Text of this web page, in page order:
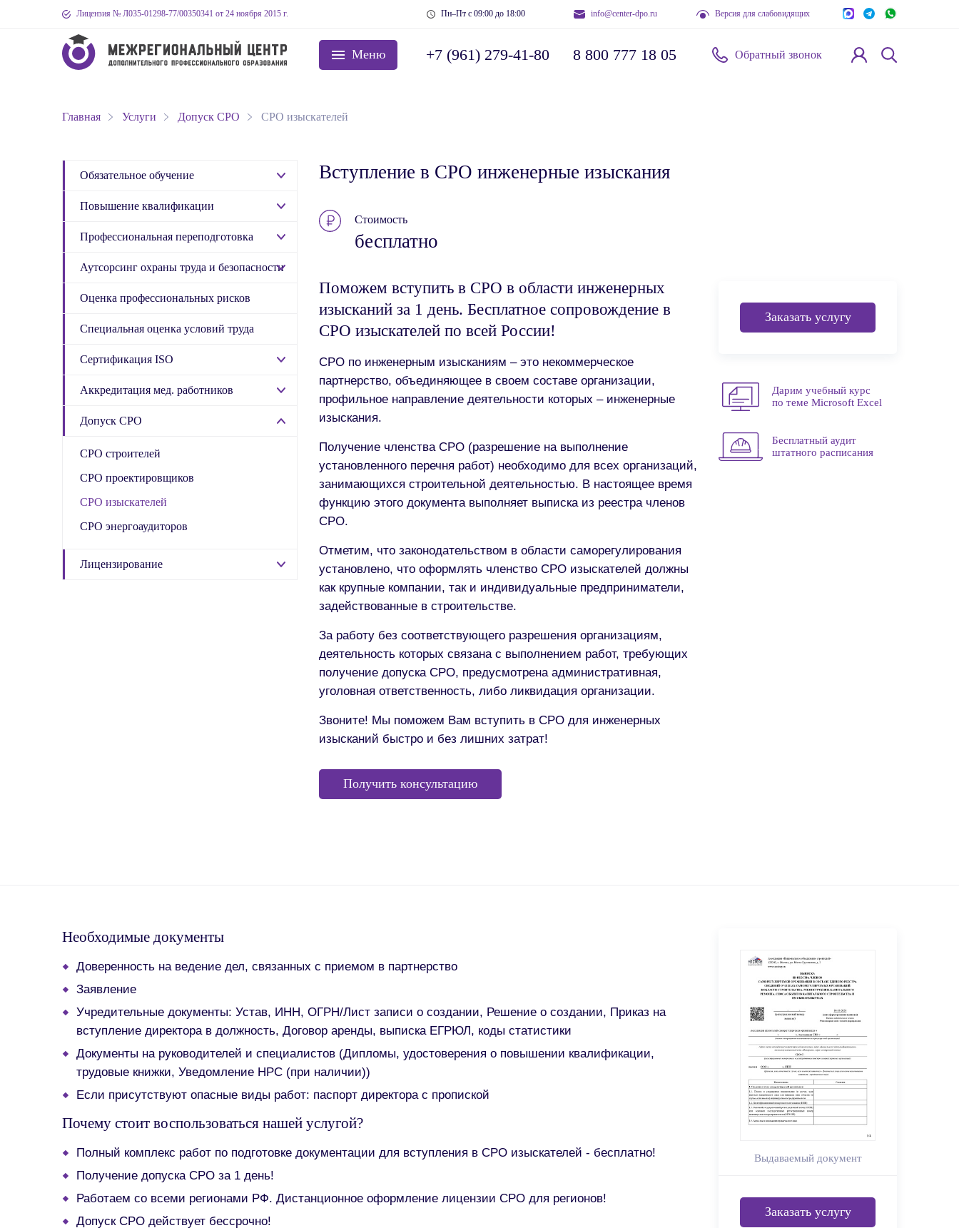
Лицензия № Л035-01298-77/00350341 от 24 ноября 2015 г. Пн–Пт с 09:00 до 18:00 info@center-dpo.ru Версия для слабовидящих
Меню +7 (961) 279-41-80 8 800 777 18 05 Обратный звонок
Главная Услуги Допуск СРО СРО изыскателей
Обязательное обучение
Повышение квалификации
Профессиональная переподготовка
Аутсорсинг охраны труда и безопасности
Оценка профессиональных рисков
Специальная оценка условий труда
Сертификация ISO
Аккредитация мед. работников
Допуск СРО
СРО строителей
СРО проектировщиков
СРО изыскателей
СРО энергоаудиторов
Лицензирование
Вступление в СРО инженерные изыскания
Стоимость
бесплатно
Поможем вступить в СРО в области инженерных
изысканий за 1 день. Бесплатное сопровождение в
СРО изыскателей по всей России!
СРО по инженерным изысканиям – это некоммерческое
партнерство, объединяющее в своем составе организации,
профильное направление деятельности которых – инженерные
изыскания.
Получение членства СРО (разрешение на выполнение
установленного перечня работ) необходимо для всех организаций,
занимающихся строительной деятельностью. В настоящее время
функцию этого документа выполняет выписка из реестра членов
СРО.
Отметим, что законодательством в области саморегулирования
установлено, что оформлять членство СРО изыскателей должны
как крупные компании, так и индивидуальные предприниматели,
задействованные в строительстве.
За работу без соответствующего разрешения организациям,
деятельность которых связана с выполнением работ, требующих
получение допуска СРО, предусмотрена административная,
уголовная ответственность, либо ликвидация организации.
Звоните! Мы поможем Вам вступить в СРО для инженерных
изысканий быстро и без лишних затрат!
Получить консультацию
Заказать услугу
Дарим учебный курс
по теме Microsoft Excel
Бесплатный аудит
штатного расписания
Необходимые документы
Доверенность на ведение дел, связанных с приемом в партнерство
Заявление
Учредительные документы: Устав, ИНН, ОГРН/Лист записи о создании, Решение о создании, Приказ на
вступление директора в должность, Договор аренды, выписка ЕГРЮЛ, коды статистики
Документы на руководителей и специалистов (Дипломы, удостоверения о повышении квалификации,
трудовые книжки, Уведомление НРС (при наличии))
Если присутствуют опасные виды работ: паспорт директора с пропиской
Почему стоит воспользоваться нашей услугой?
Полный комплекс работ по подготовке документации для вступления в СРО изыскателей - бесплатно!
Получение допуска СРО за 1 день!
Работаем со всеми регионами РФ. Дистанционное оформление лицензии СРО для регионов!
Допуск СРО действует бессрочно!
Выдаваемый документ
Заказать услугу